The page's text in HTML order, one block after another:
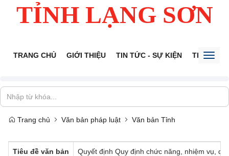
TỈNH LẠNG SƠN
TRANG CHỦ GIỚI THIỆU TIN TỨC - SỰ KIỆN THÔNG
Trang chủ Văn bản pháp luật Văn bản Tỉnh
Tiêu đề văn bản Quyết định Quy định chức năng, nhiệm vụ,